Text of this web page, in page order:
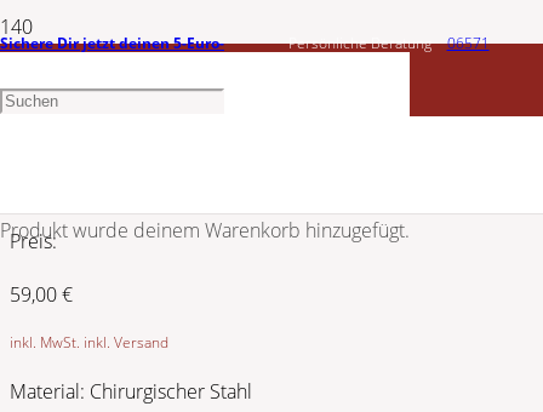
Sichere Dir jetzt deinen 5-Euro-
Gutschein
Persönliche Beratung 06571
Produktwurde deinem Warenkorb hinzugefügt.
Preis:
59,00€
inkl. MwSt. inkl. Versand
Material: Chirurgischer Stahl